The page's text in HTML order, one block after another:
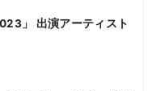
」 出演アーティスト